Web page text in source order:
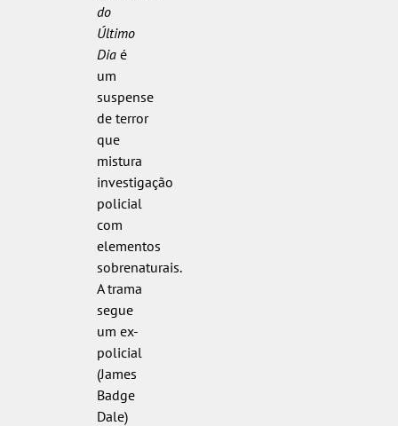
do
Último
Diaé
um
suspense
de terror
que
mistura
investigação
policial
com
elementos
sobrenaturais.
A trama
segue
um ex-
policial
(James
Badge
Dale)